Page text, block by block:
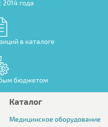
2014 года
в каталоге
бюджетом
Каталог
Медицинское оборудование